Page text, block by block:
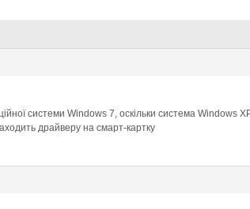
системи Windows 7, оскільки система Windows
драйверу на смарт-картку